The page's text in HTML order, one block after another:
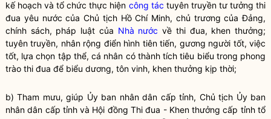
kế hoạch và tổ chức thực hiện công tác tuyên truyền tư tưởng thi
đua yêu nước của Chủ tịch Hồ Chí Minh, chủ trương của Đảng,
chính sách, pháp luật của Nhà nước về thi đua, khen thưởng;
tuyên truyền, nhân rộng điển hình tiên tiến, gương người tốt, việc
tốt, lựa chọn tập thể, cá nhân có thành tích tiêu biểu trong phong
trào thi đua để biểu dương, tôn vinh, khen thưởng kịp thời;
b) Tham mưu, giúp Ủy ban nhân dân cấp tỉnh, Chủ tịch Ủy ban
nhân dân cấp tỉnh và Hội đồng Thi đua - Khen thưởng cấp tỉnh tổ